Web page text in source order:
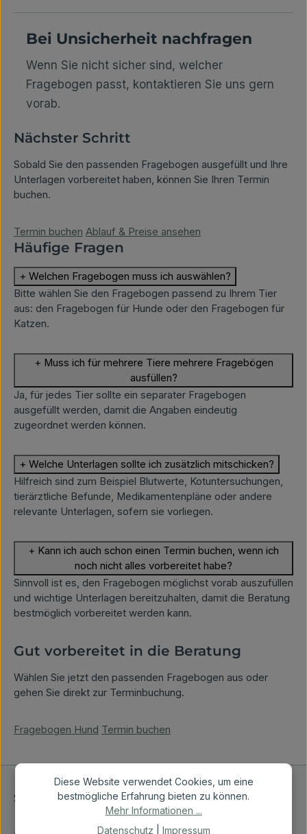
Bei Unsicherheit nachfragen
Wenn Sie nicht sicher sind, welcher
Fragebogen passt, kontaktieren Sie uns gern
vorab.
Nächster Schritt
Sobald Sie den passenden Fragebogen ausgefüllt und Ihre
Unterlagen vorbereitet haben, können Sie Ihren Termin
buchen.
Termin buchen Ablauf & Preise ansehen
Häufige Fragen
+ Welchen Fragebogen muss ich auswählen?
Bitte wählen Sie den Fragebogen passend zu Ihrem Tier
aus: den Fragebogen für Hunde oder den Fragebogen für
Katzen.
+ Muss ich für mehrere Tiere mehrere Fragebögen
ausfüllen?
Ja, für jedes Tier sollte ein separater Fragebogen
ausgefüllt werden, damit die Angaben eindeutig
zugeordnet werden können.
+ Welche Unterlagen sollte ich zusätzlich mitschicken?
Hilfreich sind zum Beispiel Blutwerte, Kotuntersuchungen,
tierärztliche Befunde, Medikamentenpläne oder andere
relevante Unterlagen, sofern sie vorliegen.
+ Kann ich auch schon einen Termin buchen, wenn ich
noch nicht alles vorbereitet habe?
Sinnvoll ist es, den Fragebogen möglichst vorab auszufüllen
und wichtige Unterlagen bereitzuhalten, damit die Beratung
bestmöglich vorbereitet werden kann.
Gut vorbereitet in die Beratung
Wählen Sie jetzt den passenden Fragebogen aus oder
gehen Sie direkt zur Terminbuchung.
Fragebogen Hund Termin buchen
Service-Hotline
Diese Website verwendet Cookies, um eine
bestmögliche Erfahrung bieten zu können.
Mehr Informationen ...
Datenschutz
Impressum